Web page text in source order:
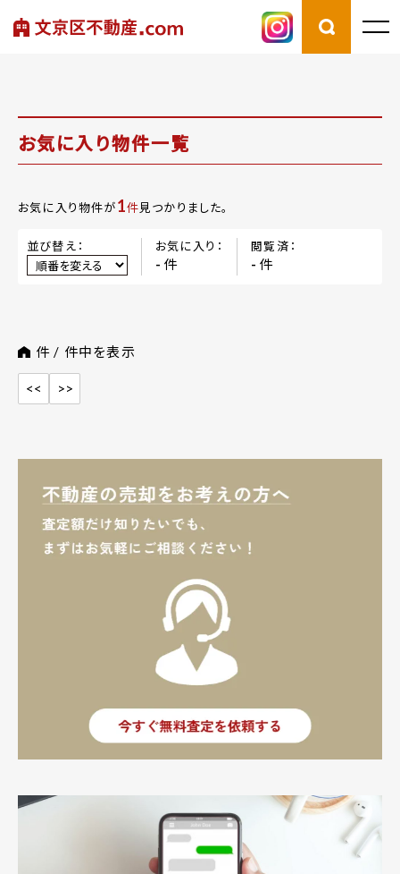
お気に入り物件一覧
お気に入り物件が1件見つかりました。
並び替え： お気に入り：
- 件
閲覧済：
- 件
件 / 件中を表示
<< >>